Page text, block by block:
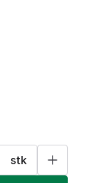
stk